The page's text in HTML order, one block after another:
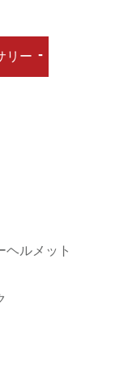
リー
ヘルメット